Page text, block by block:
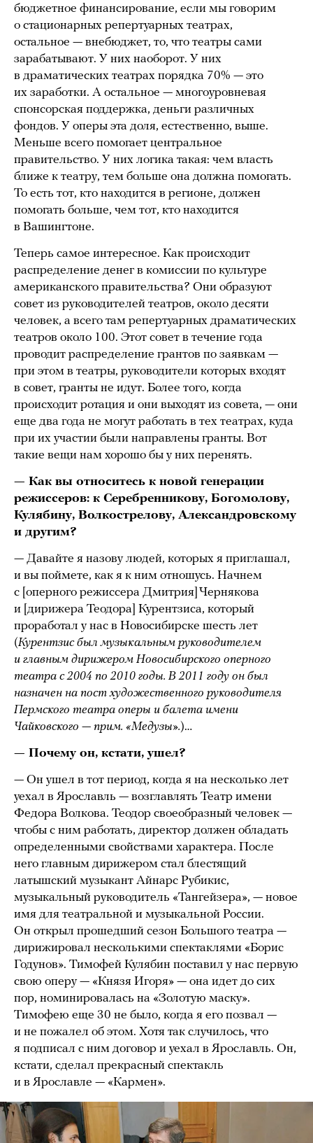
бюджетное финансирование, если мы говорим
о стационарных репертуарных театрах,
остальное — внебюджет, то, что театры сами
зарабатывают. У них наоборот. У них
в драматических театрах порядка 70% — это
их заработки. А остальное — многоуровневая
спонсорская поддержка, деньги различных
фондов. У оперы эта доля, естественно, выше.
Меньше всего помогает центральное
правительство. У них логика такая: чем власть
ближе к театру, тем больше она должна помогать.
То есть тот, кто находится в регионе, должен
помогать больше, чем тот, кто находится
в Вашингтоне.
Теперь самое интересное. Как происходит
распределение денег в комиссии по культуре
американского правительства? Они образуют
совет из руководителей театров, около десяти
человек, а всего там репертуарных драматических
театров около 100. Этот совет в течение года
проводит распределение грантов по заявкам —
при этом в театры, руководители которых входят
в совет, гранты не идут. Более того, когда
происходит ротация и они выходят из совета, — они
еще два года не могут работать в тех театрах, куда
при их участии были направлены гранты. Вот
такие вещи нам хорошо бы у них перенять.
— Как вы относитесь к новой генерации
режиссеров: к Серебренникову, Богомолову,
Кулябину, Волкострелову, Александровскому
и другим?
— Давайте я назову людей, которых я приглашал,
и вы поймете, как я к ним отношусь. Начнем
с [оперного режиссера Дмитрия] Чернякова
и [дирижера Теодора] Курентзиса, который
проработал у нас в Новосибирске шесть лет
(Курентзис был музыкальным руководителем
и главным дирижером Новосибирского оперного
театра с 2004 по 2010 годы. В 2011 году он был
назначен на пост художественного руководителя
Пермского театра оперы и балета имени
Чайковского — прим. «Медузы».)…
— Почему он, кстати, ушел?
— Он ушел в тот период, когда я на несколько лет
уехал в Ярославль — возглавлять Театр имени
Федора Волкова. Теодор своеобразный человек —
чтобы с ним работать, директор должен обладать
определенными свойствами характера. После
него главным дирижером стал блестящий
латышский музыкант Айнарс Рубикис,
музыкальный руководитель «Тангейзера», — новое
имя для театральной и музыкальной России.
Он открыл прошедший сезон Большого театра —
дирижировал несколькими спектаклями «Борис
Годунов». Тимофей Кулябин поставил у нас первую
свою оперу — «Князя Игоря» — она идет до сих
пор, номинировалась на «Золотую маску».
Тимофею еще 30 не было, когда я его позвал —
и не пожалел об этом. Хотя так случилось, что
я подписал с ним договор и уехал в Ярославль. Он,
кстати, сделал прекрасный спектакль
и в Ярославле — «Кармен».